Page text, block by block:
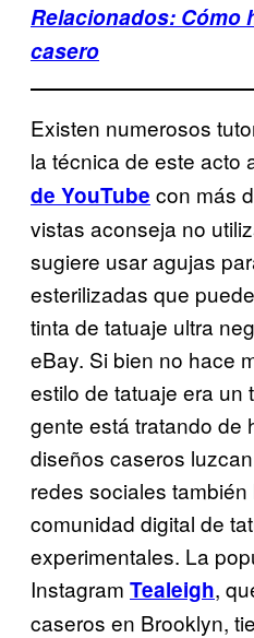
Relacionados: Cómo
casero
Existen numerosos
la técnica de este acto
de YouTube con más
vistas aconseja no
sugiere usar agujas
esterilizadas que
tinta de tatuaje ultra
eBay. Si bien no hace
estilo de tatuaje era un
gente está tratando de
diseños caseros
redes sociales
comunidad digital de
experimentales. La
Instagram Tealeigh,
caseros en Brooklyn,